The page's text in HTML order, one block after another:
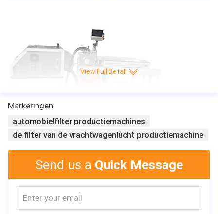
View Full Detall
Markeringen:
automobielfilter productiemachines
de filter van de vrachtwagenlucht productiemachine
Send us a Quick Message